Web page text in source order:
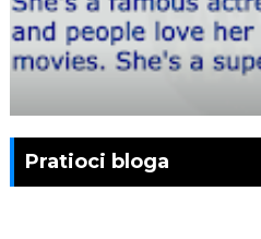
Pratioci bloga